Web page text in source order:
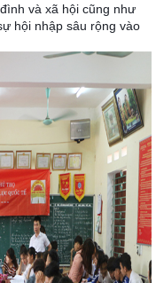
và xã hội cũng như
hội nhập sâu rộng vào